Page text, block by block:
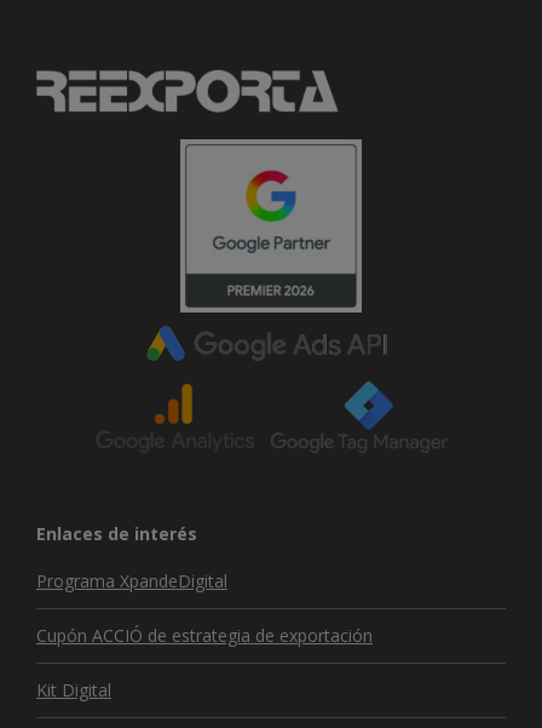
Enlaces de interés
Programa XpandeDigital
Cupón ACCIÓ de estrategia de exportación
Kit Digital